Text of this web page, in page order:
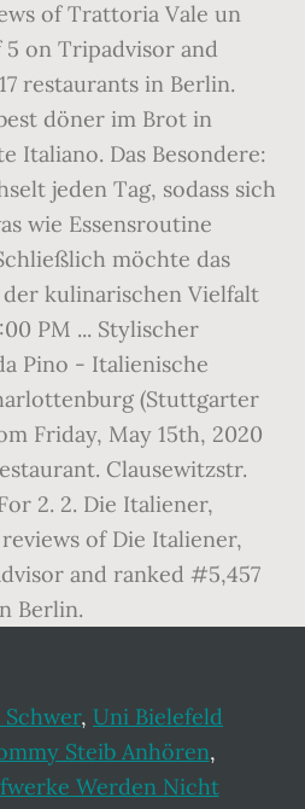
of Trattoria Vale un
on Tripadvisor and
restaurants in Berlin.
döner im Brot in
Italiano. Das Besondere:
jeden Tag, sodass sich
wie Essensroutine
möchte das
der kulinarischen Vielfalt
PM ... Stylischer
Pino - Italienische
(Stuttgarter
Friday, May 15th, 2020
Clausewitzstr.
2. 2. Die Italiener,
of Die Italiener,
and ranked #5,457
Berlin.
, Uni Bielefeld
Steib Anhören,
Werden Nicht